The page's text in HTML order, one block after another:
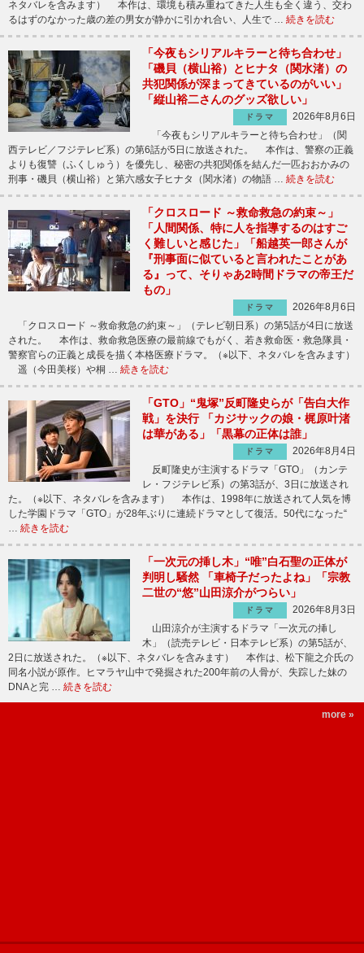
ネタバレを含みます） 本作は、環境も積み重ねてきた人生も全く違う、交わ
るはずのなかった歳の差の男女が静かに引かれ合い、人生で … 続きを読む
「今夜もシリアルキラーと待ち合わせ」
「磯貝（横山裕）とヒナタ（関水渚）の
共犯関係が深まってきているのがいい」
「縦山裕二さんのグッズ欲しい」
ドラマ
2026年8月6日
「今夜もシリアルキラーと待ち合わせ」（関
西テレビ／フジテレビ系）の第6話が5日に放送された。 本作は、警察の正義
よりも復讐（ふくしゅう）を優先し、秘密の共犯関係を結んだ一匹おおかみの
刑事・磯貝（横山裕）と第六感女子ヒナタ（関水渚）の物語 … 続きを読む
「クロスロード ～救命救急の約束～」
「人間関係、特に人を指導するのはすご
く難しいと感じた」「船越英一郎さんが
『刑事面に似ていると言われたことがあ
る』って、そりゃあ2時間ドラマの帝王だ
もの」
ドラマ
2026年8月6日
「クロスロード ～救命救急の約束～」（テレビ朝日系）の第5話が4日に放送
された。 本作は、救命救急医療の最前線でもがく、若き救命医・救急隊員・
警察官らの正義と成長を描く本格医療ドラマ。（※以下、ネタバレを含みます）
遥（今田美桜）や桐 … 続きを読む
「GTO」“鬼塚”反町隆史らが「告白大作
戦」を決行 「カジサックの娘・梶原叶渚
は華がある」「黒幕の正体は誰」
ドラマ
2026年8月4日
反町隆史が主演するドラマ「GTO」（カンテ
レ・フジテレビ系）の第3話が、3日に放送され
た。（※以下、ネタバレを含みます） 本作は、1998年に放送されて人気を博
した学園ドラマ「GTO」が28年ぶりに連続ドラマとして復活。50代になった“
… 続きを読む
「一次元の挿し木」“唯”白石聖の正体が
判明し騒然 「車椅子だったよね」「宗教
二世の“悠”山田涼介がつらい」
ドラマ
2026年8月3日
山田涼介が主演するドラマ「一次元の挿し
木」（読売テレビ・日本テレビ系）の第5話が、
2日に放送された。（※以下、ネタバレを含みます） 本作は、松下龍之介氏の
同名小説が原作。ヒマラヤ山中で発掘された200年前の人骨が、失踪した妹の
DNAと完 … 続きを読む
more »